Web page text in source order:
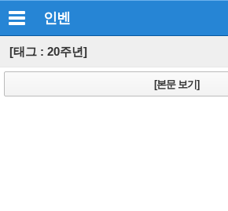
인벤
[태그 : 20주년]
[본문 보기]